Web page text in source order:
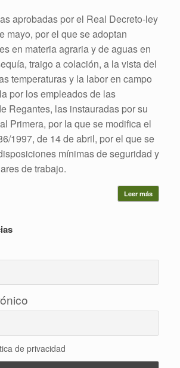
aprobadas por el Real Decreto-ley
mayo, por el que se adoptan
en materia agraria y de aguas en
traigo a colación, a la vista del
temperaturas y la labor en campo
por los empleados de las
Regantes, las instauradas por su
Primera, por la que se modifica el
1997, de 14 de abril, por el que se
mínimas de seguridad y
de trabajo.
Leer más
de privacidad